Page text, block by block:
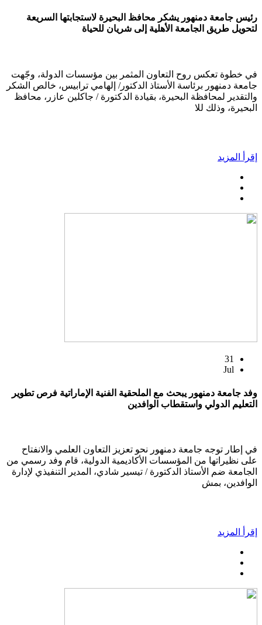
رئيس جامعة دمنهور يشكر محافظ البحيرة لاستجابتها السريعة
لتحويل طريق الجامعة الأهلية إلى شريان للحياة
في خطوة تعكس روح التعاون المثمر بين مؤسسات الدولة، وجّهت
جامعة دمنهور برئاسة الأستاذ الدكتور/ إلهامي ترابيس، خالص الشكر
والتقدير لمحافظة البحيرة، بقيادة الدكتورة / جاكلين عازر، محافظ
البحيرة، وذلك للا
إقرأ المزيد
31
Jul
وفد جامعة دمنهور يبحث مع الملحقية الفنية الإماراتية فرص تطوير
التعليم الدولي واستقطاب الوافدين
في إطار توجه جامعة دمنهور نحو تعزيز التعاون العلمي والانفتاح
على نظيراتها من المؤسسات الأكاديمية الدولية، قام وفد رسمي من
الجامعة ضم الأستاذ الدكتورة / تيسير شادي، المدير التنفيذي لإدارة
الوافدين، بمش
إقرأ المزيد